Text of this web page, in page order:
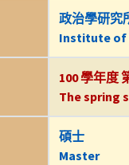
政治學研究
Institute of
100 學年度
The spring
碩士
Master